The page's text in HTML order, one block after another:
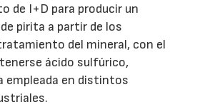
de I+D para producir un
pirita a partir de los
del mineral, con el
ácido sulfúrico,
empleada en distintos